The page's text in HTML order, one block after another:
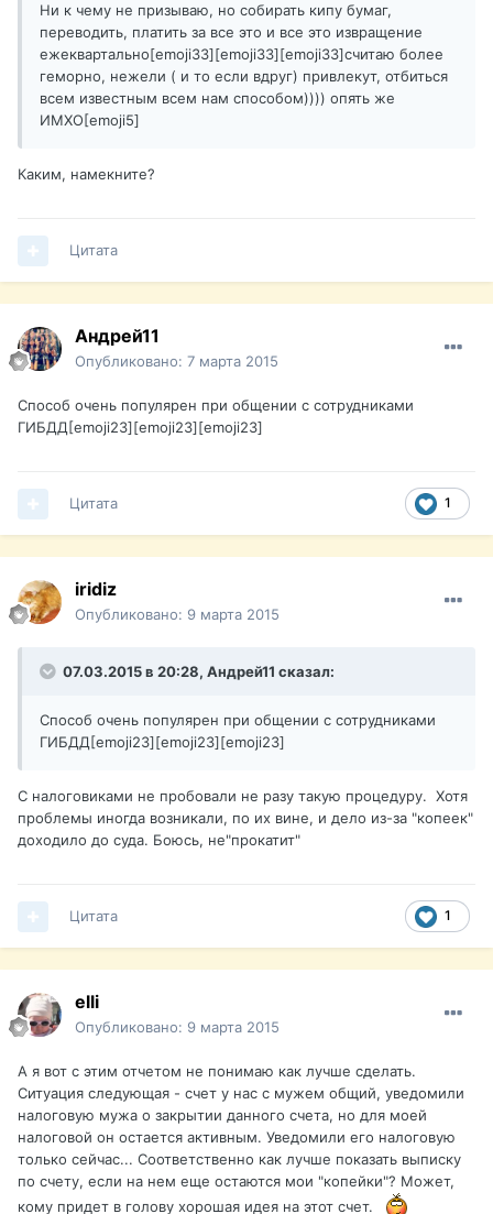
Ни к чему не призываю, но собирать кипу бумаг,
переводить, платить за все это и все это извращение
ежеквартально[emoji33][emoji33][emoji33]считаю более
геморно, нежели ( и то если вдруг) привлекут, отбиться
всем известным всем нам способом)))) опять же
ИМХО[emoji5]️
Каким, намекните?
Цитата
Андрей11
Опубликовано: 7 марта 2015
Способ очень популярен при общении с сотрудниками
ГИБДД[emoji23][emoji23][emoji23]
1
Цитата
iridiz
Опубликовано: 9 марта 2015
07.03.2015 в 20:28, Андрей11 сказал:
Способ очень популярен при общении с сотрудниками
ГИБДД[emoji23][emoji23][emoji23]
С налоговиками не пробовали не разу такую процедуру. Хотя
проблемы иногда возникали, по их вине, и дело из-за "копеек"
доходило до суда. Боюсь, не"прокатит"
1
Цитата
elli
Опубликовано: 9 марта 2015
А я вот с этим отчетом не понимаю как лучше сделать.
Ситуация следующая - счет у нас с мужем общий, уведомили
налоговую мужа о закрытии данного счета, но для моей
налоговой он остается активным. Уведомили его налоговую
только сейчас... Соответственно как лучше показать выписку
по счету, если на нем еще остаются мои "копейки"? Может,
кому придет в голову хорошая идея на этот счет.